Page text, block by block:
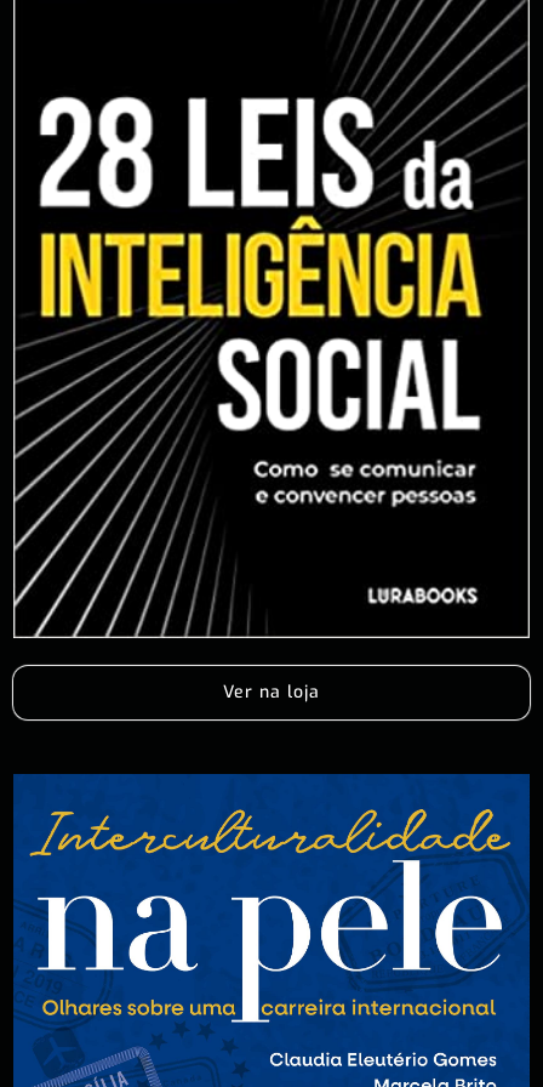
Ver na loja